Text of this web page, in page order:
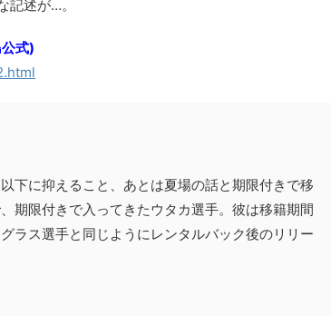
記述が…。
式)
下に抑えること、あとは夏場の話と期限付きで移
期限付きで入ってきたウタカ選手。彼は移籍期間
ラス選手と同じようにレンタルバック後のリリー